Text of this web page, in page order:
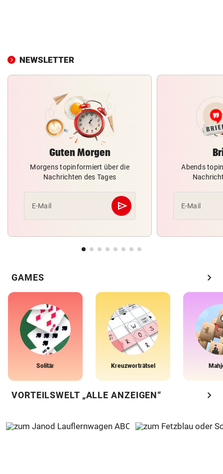
NEWSLETTER
Guten Morgen
Morgens topinformiert über die
Nachrichten des Tages
E-Mail send
Abschicken
Abends
E-Mail
GAMES chevron_right
Solitär Kreuzworträtsel
VORTEILSWELT „ALLE ANZEIGEN“ chevron_right